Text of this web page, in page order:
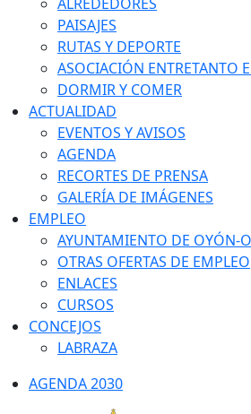
PAISAJES
RUTAS Y DEPORTE
ASOCIACIÓN ENTRETANTO
DORMIR Y COMER
ACTUALIDAD
EVENTOS Y AVISOS
AGENDA
RECORTES DE PRENSA
GALERÍA DE IMÁGENES
EMPLEO
AYUNTAMIENTO DE OYÓN-
OTRAS OFERTAS DE EMPLEO
ENLACES
CURSOS
CONCEJOS
LABRAZA
AGENDA 2030